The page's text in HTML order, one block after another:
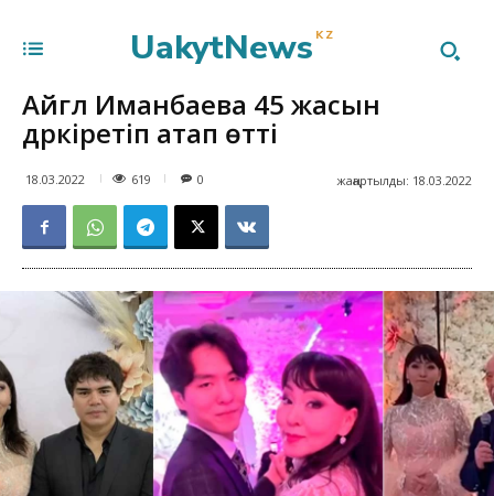
UakytNews KZ
Айгүл Иманбаева 45 жасын
дүркіретіп атап өтті
18.03.2022 619 жаңартылды: 18.03.2022
0